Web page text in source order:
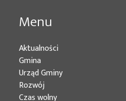
Menu
Aktualności
Gmina
Urząd Gminy
Rozwój
Czas wolny